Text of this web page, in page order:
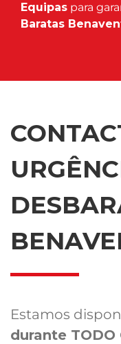
Equipas para
Baratas
Estamos
durante TODO